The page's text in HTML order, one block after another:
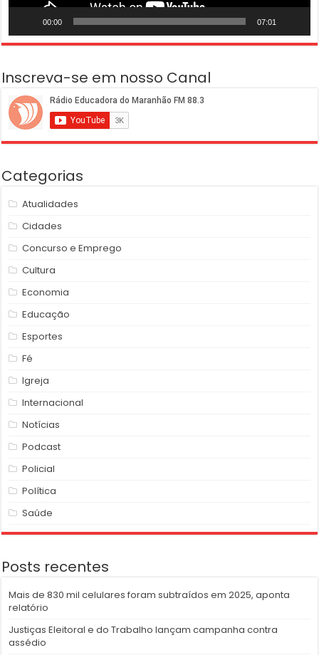
00:00 07:01
Inscreva-se em nosso Canal
Categorias
Atualidades
Cidades
Concurso e Emprego
Cultura
Economia
Educação
Esportes
Fé
Igreja
Internacional
Notícias
Podcast
Policial
Política
Saúde
Posts recentes
Mais de 830 mil celulares foram subtraídos em 2025, aponta
relatório
Justiças Eleitoral e do Trabalho lançam campanha contra
assédio